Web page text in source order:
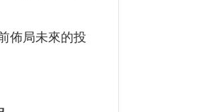
佈局未來的投